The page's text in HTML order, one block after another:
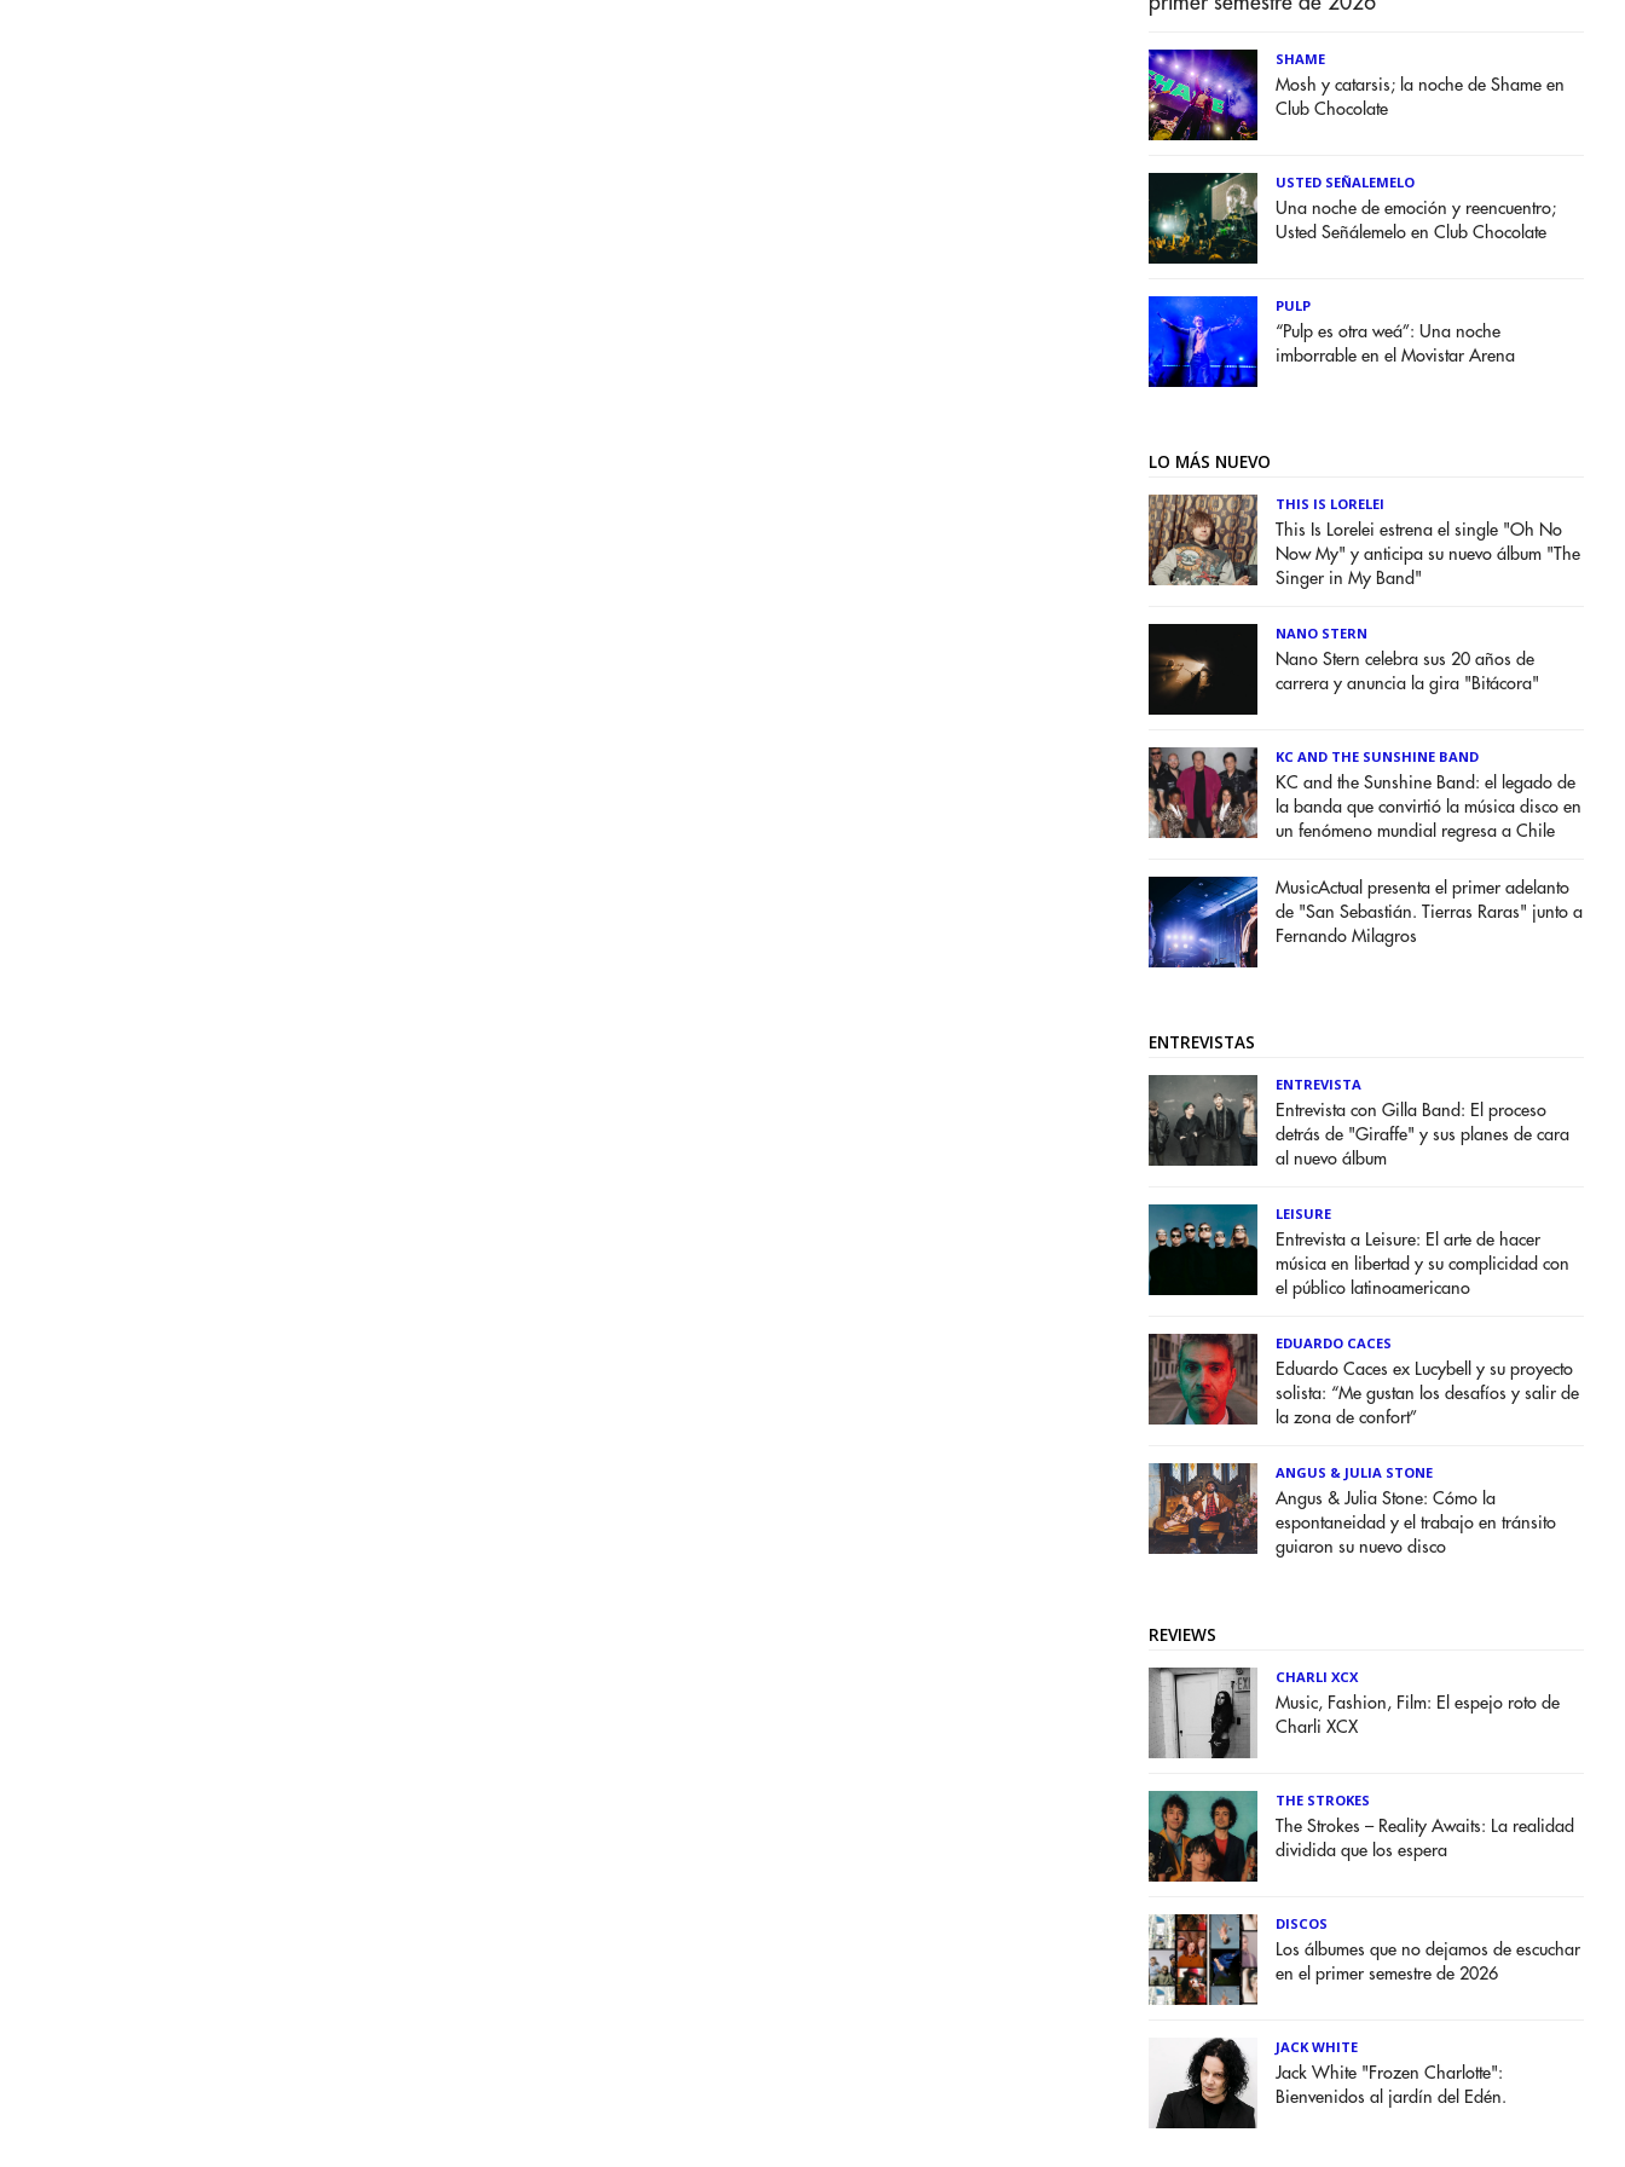
SHAME
Mosh y catarsis; la noche de Shame en
Club Chocolate
USTED SEÑALEMELO
Una noche de emoción y reencuentro;
Usted Señálemelo en Club Chocolate
PULP
“Pulp es otra weá”: Una noche
imborrable en el Movistar Arena
LO MÁS NUEVO
THIS IS LORELEI
This Is Lorelei estrena el single "Oh No
Now My" y anticipa su nuevo álbum "The
Singer in My Band"
NANO STERN
Nano Stern celebra sus 20 años de
carrera y anuncia la gira "Bitácora"
KC AND THE SUNSHINE BAND
KC and the Sunshine Band: el legado de
la banda que convirtió la música disco en
un fenómeno mundial regresa a Chile
MusicActual presenta el primer adelanto
de "San Sebastián. Tierras Raras" junto a
Fernando Milagros
ENTREVISTAS
ENTREVISTA
Entrevista con Gilla Band: El proceso
detrás de "Giraffe" y sus planes de cara
al nuevo álbum
LEISURE
Entrevista a Leisure: El arte de hacer
música en libertad y su complicidad con
el público latinoamericano
EDUARDO CACES
Eduardo Caces ex Lucybell y su proyecto
solista: “Me gustan los desafíos y salir de
la zona de confort”
ANGUS & JULIA STONE
Angus & Julia Stone: Cómo la
espontaneidad y el trabajo en tránsito
guiaron su nuevo disco
REVIEWS
CHARLI XCX
Music, Fashion, Film: El espejo roto de
Charli XCX
THE STROKES
The Strokes – Reality Awaits: La realidad
dividida que los espera
DISCOS
Los álbumes que no dejamos de escuchar
en el primer semestre de 2026
JACK WHITE
Jack White "Frozen Charlotte":
Bienvenidos al jardín del Edén.